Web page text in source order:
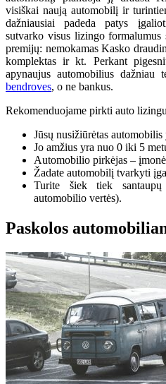
visiškai naują automobilį ir
dažniausiai padeda patys
sutvarko visus lizingo
premijų: nemokamas Kasko
komplektas ir kt. Perkant
apynaujus automobilius dažniau
bendroves, o ne bankus.
Rekomenduojame pirkti auto
Jūsų nusižiūrėtas
Jo amžius yra nuo 0 iki 5
Automobilio pirkėjas –
Žadate automobilį tvarkyti
Turite šiek tiek
automobilio vertės).
Paskolos